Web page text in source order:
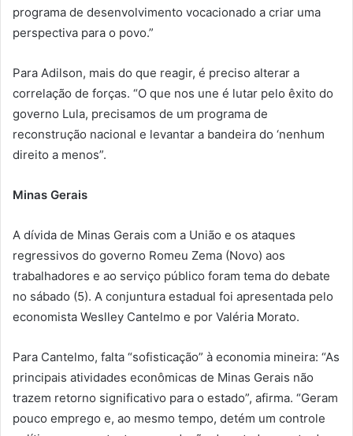
programa de desenvolvimento vocacionado a criar uma
perspectiva para o povo.”
Para Adilson, mais do que reagir, é preciso alterar a
correlação de forças. “O que nos une é lutar pelo êxito do
governo Lula, precisamos de um programa de
reconstrução nacional e levantar a bandeira do ‘nenhum
direito a menos”.
Minas Gerais
A dívida de Minas Gerais com a União e os ataques
regressivos do governo Romeu Zema (Novo) aos
trabalhadores e ao serviço público foram tema do debate
no sábado (5). A conjuntura estadual foi apresentada pelo
economista Weslley Cantelmo e por Valéria Morato.
Para Cantelmo, falta “sofisticação” à economia mineira: “As
principais atividades econômicas de Minas Gerais não
trazem retorno significativo para o estado”, afirma. “Geram
pouco emprego e, ao mesmo tempo, detém um controle